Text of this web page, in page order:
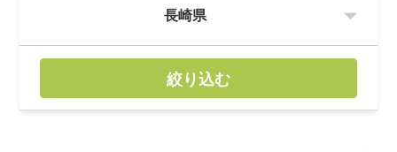
絞り込む